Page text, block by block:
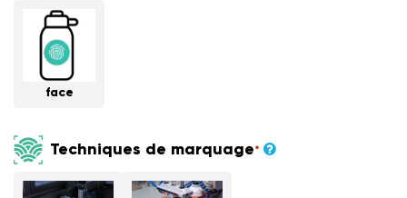
face
Techniques de marquage*